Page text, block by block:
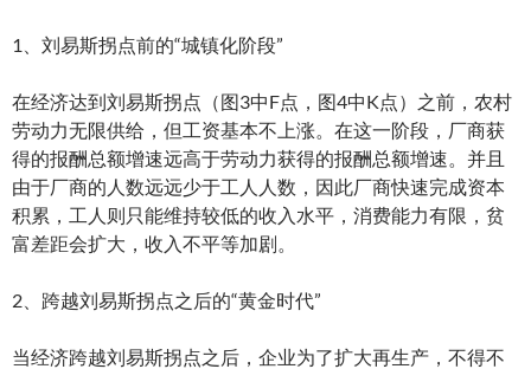
1、刘易斯拐点前的“城镇化阶段”
在经济达到刘易斯拐点（图3中F点，图4中K点）之前，农村
劳动力无限供给，但工资基本不上涨。在这一阶段，厂商获
得的报酬总额增速远高于劳动力获得的报酬总额增速。并且
由于厂商的人数远远少于工人人数，因此厂商快速完成资本
积累，工人则只能维持较低的收入水平，消费能力有限，贫
富差距会扩大，收入不平等加剧。
2、跨越刘易斯拐点之后的“黄金时代”
当经济跨越刘易斯拐点之后，企业为了扩大再生产，不得不